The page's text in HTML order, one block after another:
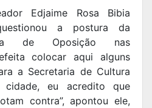
Edjaime Rosa Bibia
a postura da
de Oposição nas
colocar aqui alguns
a Secretaria de Cultura
eu acredito que
contra”, apontou ele,